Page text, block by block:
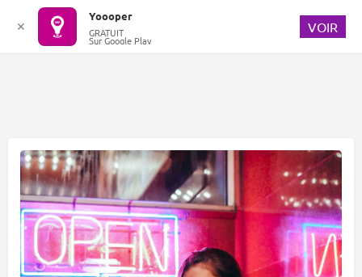
✕
Yoooper
GRATUIT
Sur Google Play
VOIR